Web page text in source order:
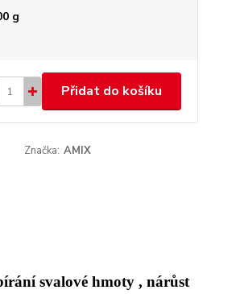
g
Přidat do košíku
Značka: AMIX
svalové hmoty , nárůst